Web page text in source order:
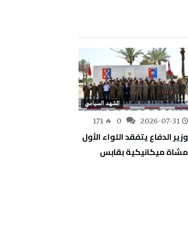
المشهد السياسي
2026-07-31
171
وزير الدفاع يتفقد اللواء الأول
مشاة ميكانيكية بقابس